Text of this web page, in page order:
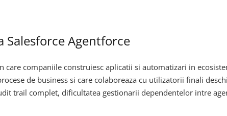
Salesforce Agentforce
companiile construiesc aplicatii si automatizari in
de business si care colaboreaza cu utilizatorii finali
trail complet, dificultatea gestionarii dependentelor intre